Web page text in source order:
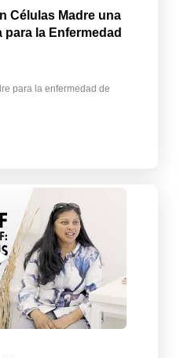
Células Madre una
para la Enfermedad
para la enfermedad de